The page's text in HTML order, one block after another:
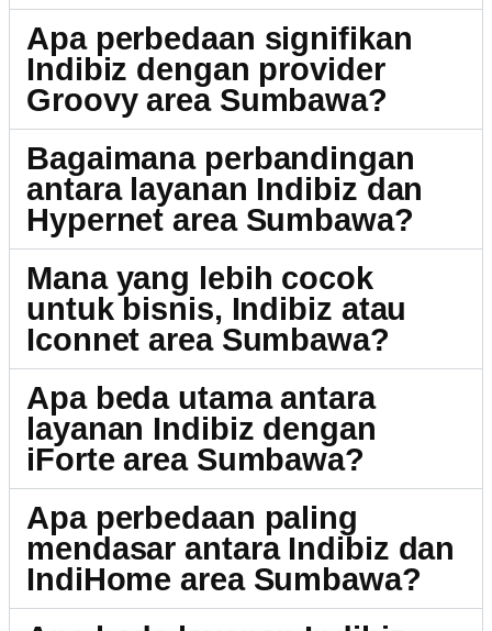
Apa perbedaan signifikan
Indibiz dengan provider
Groovy area Sumbawa?
Bagaimana perbandingan
antara layanan Indibiz dan
Hypernet area Sumbawa?
Mana yang lebih cocok
untuk bisnis, Indibiz atau
Iconnet area Sumbawa?
Apa beda utama antara
layanan Indibiz dengan
iForte area Sumbawa?
Apa perbedaan paling
mendasar antara Indibiz dan
IndiHome area Sumbawa?